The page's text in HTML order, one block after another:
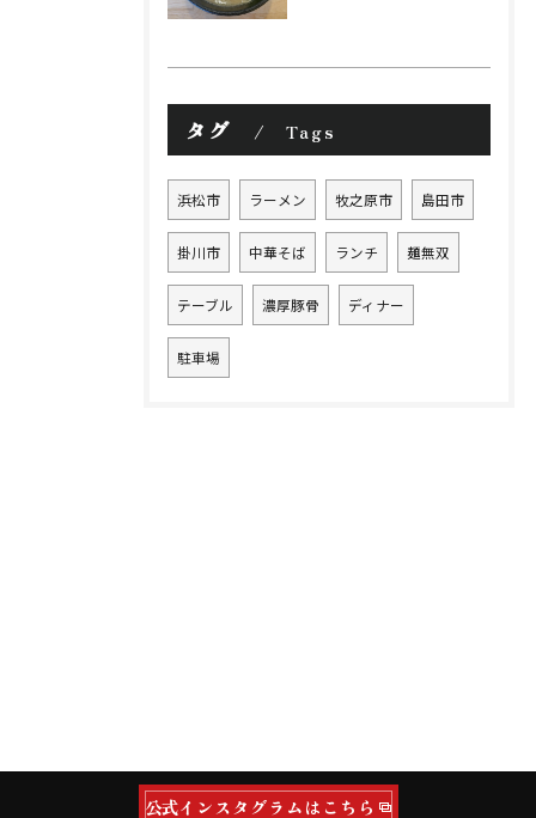
タグ Tags
浜松市 ラーメン 牧之原市 島田市
掛川市 中華そば ランチ 麺無双
テーブル 濃厚豚骨 ディナー
駐車場
公式インスタグラムはこちら